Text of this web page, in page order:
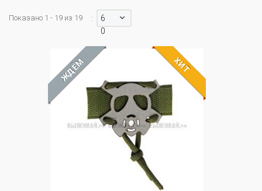
Показано 1 - 19 из 19 :
6
0
ЖДЁМ ХИТ